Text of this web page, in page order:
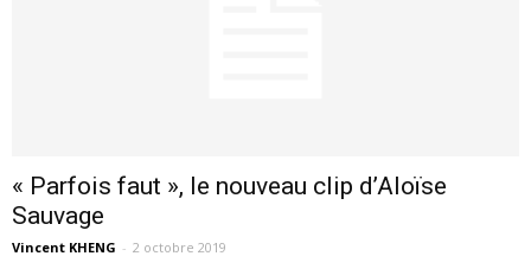
« Parfois faut », le nouveau clip d’Aloïse
Sauvage
Vincent KHENG - 2 octobre 2019